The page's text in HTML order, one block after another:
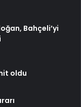
Bahçeli’yi
oldu